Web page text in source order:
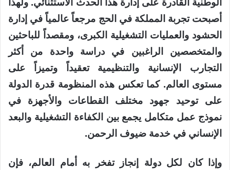
الوطنية القادرة على إدارة هذا الحدث الاستثنائي. ولهذا
أصبحت تجربة المملكة في الحج مرجعاً عالمياً في إدارة
الحشود والعمليات التشغيلية الكبرى، ومقصداً للباحثين
والمتخصصين الراغبين في دراسة واحدة من أكثر
التجارب الإنسانية والتنظيمية تعقيداً وتميزاً على
مستوى العالم. كما تعكس هذه المنظومة قدرة الدولة
على توحيد جهود مختلف القطاعات والأجهزة في
نموذج عمل متكامل يجمع بين الكفاءة التشغيلية والبعد
الإنساني في خدمة ضيوف الرحمن.
وإذا كان لكل دولة إنجاز تفخر به أمام العالم، فإن